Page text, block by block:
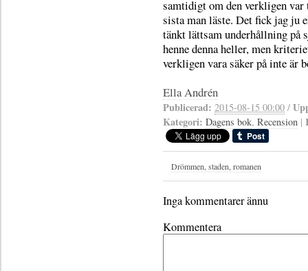
samtidigt om den verkligen
sista man läste. Det fick jag ju
tänkt lättsam underhållning på
henne denna heller, men
verkligen vara säker på inte är
Ella Andrén
Publicerad: 2015-08-15 00:00 /
Kategori: Dagens bok, Recension |
Drömmen, staden, romanen
Inga kommentarer ännu
Kommentera